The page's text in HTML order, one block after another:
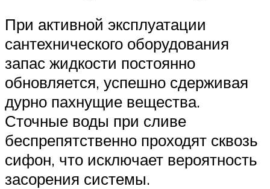
При активной эксплуатации
сантехнического оборудования
запас жидкости постоянно
обновляется, успешно сдерживая
дурно пахнущие вещества.
Сточные воды при сливе
беспрепятственно проходят сквозь
сифон, что исключает вероятность
засорения системы.